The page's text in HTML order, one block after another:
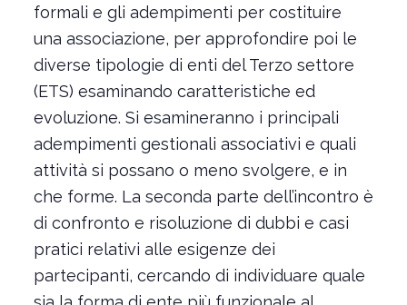
formali e gli adempimenti per costituire
una associazione, per approfondire poi le
diverse tipologie di enti del Terzo settore
(ETS) esaminando caratteristiche ed
evoluzione. Si esamineranno i principali
adempimenti gestionali associativi e quali
attività si possano o meno svolgere, e in
che forme. La seconda parte dell’incontro è
di confronto e risoluzione di dubbi e casi
pratici relativi alle esigenze dei
partecipanti, cercando di individuare quale